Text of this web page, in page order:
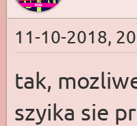
11-10-2018,
tak,
szyika sie